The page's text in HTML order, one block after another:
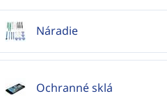
Náradie
Ochranné sklá